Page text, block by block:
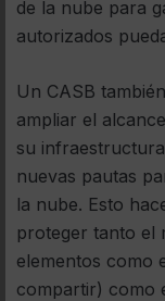
de la nube para
autorizados
Un CASB
ampliar el
su
nuevas pautas
la nube. Esto
proteger tanto el
elementos como
compartir) como